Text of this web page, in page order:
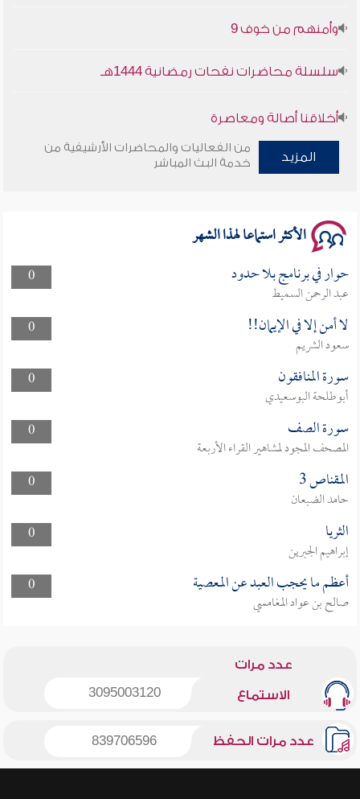
وأمنهم من خوف 9
سلسلة محاضرات نفحات رمضانية 1444هـ
أخلاقنا أصالة ومعاصرة
وأمنهم من خوف 9
المزيد
من الفعاليات والمحاضرات الأرشيفية من
خدمة البث المباشر
الأكثر استماعا لهذا الشهر
0 حوار في برنامج بلا حدود
عبد الرحمن السميط
0
لا أمن إلا في الإيمان!!
سعود الشريم
0
سورة المنافقون
أبوطلحة البوسعيدي
0
سورة الصف
المصحف المجود لمشاهير القراء الأربعة
0
المقناص 3
حامد الضبعان
0
الثريا
إبراهيم الجبرين
0
أعظم ما يحجب العبد عن المعصية
صالح بن عواد المغامسي
عدد مرات
الاستماع 3095003120
عدد مرات الحفظ 839706596